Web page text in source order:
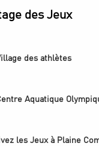
des Jeux
des athlètes
Aquatique
les Jeux à Plaine